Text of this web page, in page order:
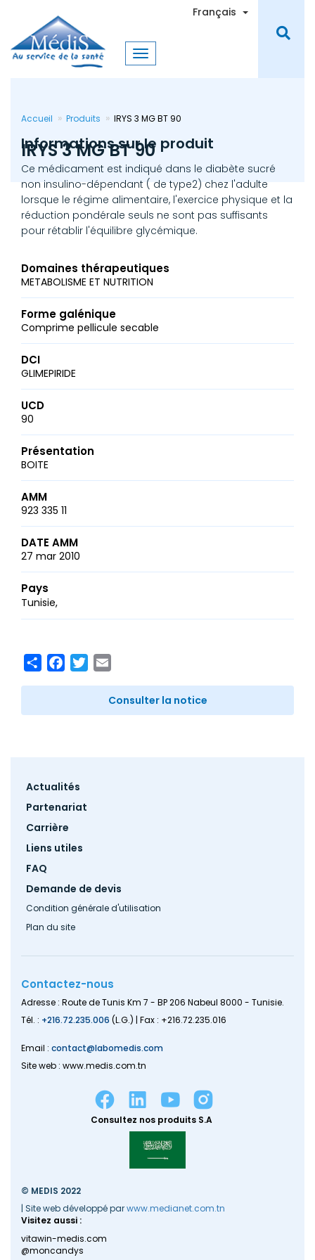
contenu
principal
Français Toggle
Accueil Produits IRYS 3 MG BT 90
IRYS 3 MG BT 90
Informations sur le produit
Ce médicament est indiqué dans le diabète sucré
non insulino-dépendant ( de type2) chez l'adulte
lorsque le régime alimentaire, l'exercice physique et la
réduction pondérale seuls ne sont pas suffisants
pour rétablir l'équilibre glycémique.
Domaines thérapeutiques
METABOLISME ET NUTRITION
Forme galénique
Comprime pellicule secable
DCI
GLIMEPIRIDE
UCD
90
Présentation
BOITE
AMM
923 335 11
DATE AMM
27 mar 2010
Pays
Tunisie
ShareFacebook
Twitter
Consulter la notice
Footer
Actualités
Partenariat
Carrière
Liens utiles
FAQ
Demande de devis
Condition générale d'utilisation
Plan du site
Contactez-nous
Adresse : Route de Tunis Km 7 - BP 206 Nabeul 8000 - Tunisie.
Tél. : +216.72.235.006 (L.G.) | Fax : +216.72.235.016
Email : contact@labomedis.com
Site web : www.medis.com.tn
Consultez nos produits S.A
© MEDIS 2022
| Site web développé parwww.medianet.com.tn
Visitez aussi :
vitawin-medis.com
@moncandys